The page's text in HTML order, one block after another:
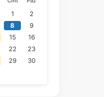
1
2
8
9
15
16
22
23
29
30